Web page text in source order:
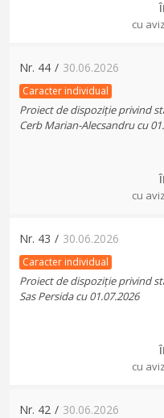
cu
Nr. 44 / 30.06.2026
Caracter individual
Proiect de dispoziție privind
Cerb Marian-Alecsandru cu
cu
Nr. 43 / 30.06.2026
Caracter individual
Proiect de dispoziție privind
Sas Persida cu 01.07.2026
cu
Nr. 42 / 30.06.2026